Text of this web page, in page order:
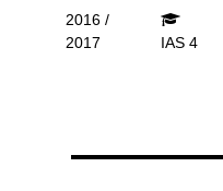
2016 /
2017
IAS 4